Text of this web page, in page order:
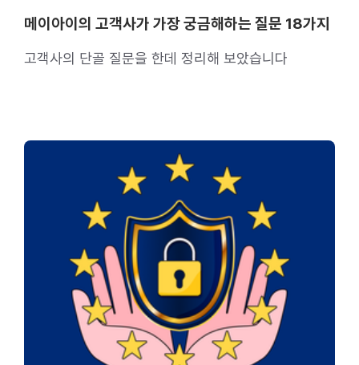
메이아이의 고객사가 가장 궁금해하는 질문 18가지
고객사의 단골 질문을 한데 정리해 보았습니다